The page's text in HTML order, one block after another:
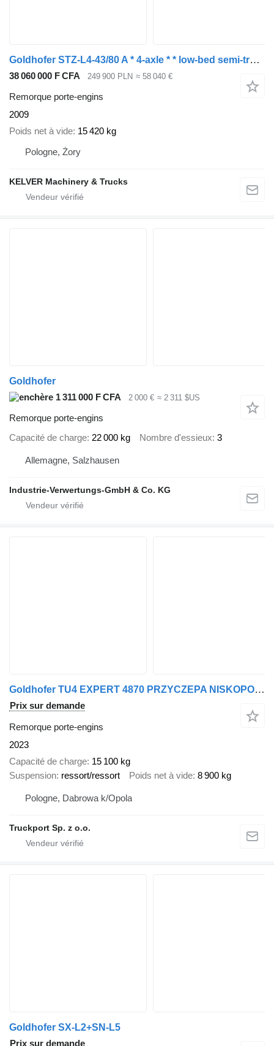
Goldhofer STZ-L4-43/80 A * 4-axle * * low-bed semi-trailer *
38 060 000 F CFA 249 900 PLN ≈ 58 040 €
Remorque porte-engins
2009
Poids net à vide 15 420 kg
Pologne, Żory
KELVER Machinery & Trucks
Goldhofer
1 311 000 F CFA
2 000 € ≈ 2 311 $US
Remorque porte-engins
Capacité de charge 22 000 kg Nombre d'essieux 3
Allemagne, Salzhausen
Industrie-Verwertungs-GmbH & Co. KG
Goldhofer TU4 EXPERT 4870 PRZYCZEPA NISKOPODWOZIOWA
Prix sur demande
Remorque porte-engins
2023
Capacité de charge 15 100 kg
Suspension ressort/ressort Poids net à vide 8 900 kg
Pologne, Dabrowa k/Opola
Truckport Sp. z o.o.
Goldhofer SX-L2+SN-L5
Prix sur demande